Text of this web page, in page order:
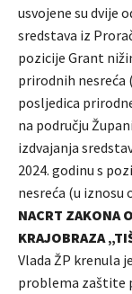
usvojene su dvije
sredstava iz
pozicije Grant
prirodnih nesreća
posljedica
na području
izdvajanja
2024. godinu s
nesreća (u iznosu
NACRT ZAKONA
KRAJOBRAZA
Vlada ŽP krenula
problema zaštite